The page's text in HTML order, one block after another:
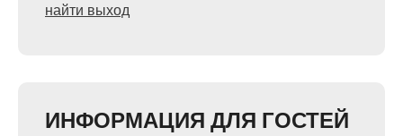
найти выход
ИНФОРМАЦИЯ ДЛЯ ГОСТЕЙ